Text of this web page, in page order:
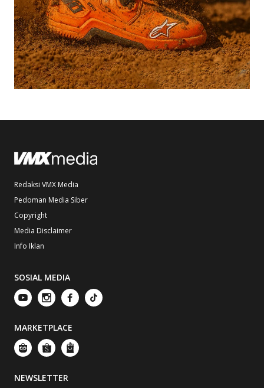
Redaksi VMX Media
Pedoman Media Siber
Copyright
Media Disclaimer
Info Iklan
SOSIAL MEDIA
MARKETPLACE
NEWSLETTER